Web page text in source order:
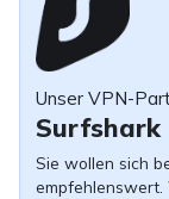
Unser VPN-
Surfshark
Sie wollen sich
empfehlenswert.